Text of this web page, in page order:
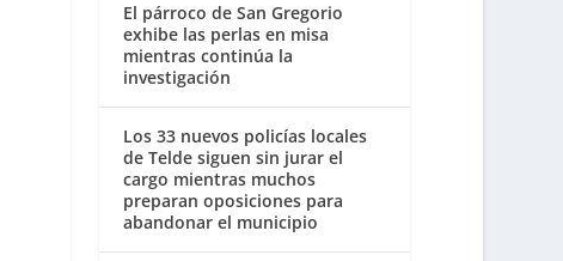
El párroco de San Gregorio
exhibe las perlas en misa
mientras continúa la
investigación
Los 33 nuevos policías locales
de Telde siguen sin jurar el
cargo mientras muchos
preparan oposiciones para
abandonar el municipio